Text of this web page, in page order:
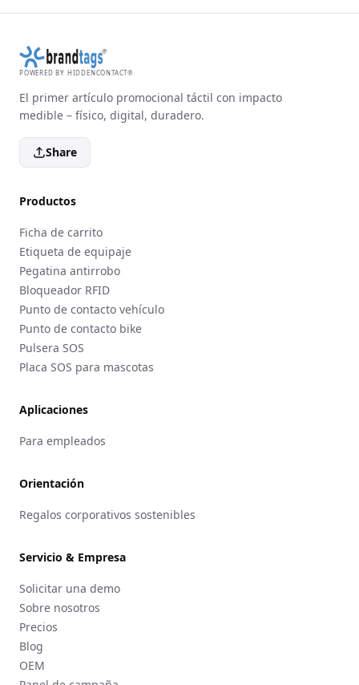
POWERED BY HIDDENCONTACT®
El primer artículo promocional táctil con impacto
medible – físico, digital, duradero.
Share
Productos
Ficha de carrito
Etiqueta de equipaje
Pegatina antirrobo
Bloqueador RFID
Punto de contacto vehículo
Punto de contacto bike
Pulsera SOS
Placa SOS para mascotas
Aplicaciones
Para empleados
Orientación
Regalos corporativos sostenibles
Servicio & Empresa
Solicitar una demo
Sobre nosotros
Precios
Blog
OEM